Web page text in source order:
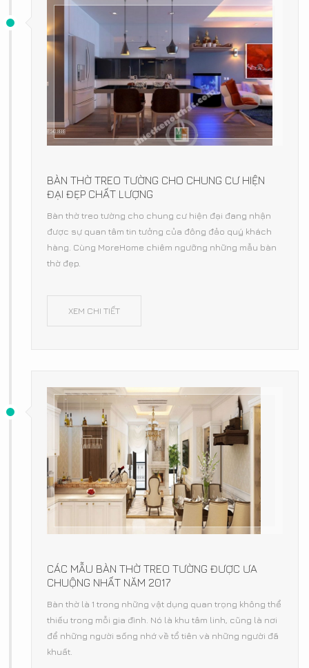
BÀN THỜ TREO TƯỜNG CHO CHUNG CƯ HIỆN
ĐẠI ĐẸP CHẤT LƯỢNG
Bàn thờ treo tường cho chung cư hiện đại đang nhận
được sự quan tâm tin tưởng của đông đảo quý khách
hàng. Cùng MoreHome chiêm ngưỡng những mẫu bàn
thờ đẹp.
XEM CHI TIẾT
CÁC MẪU BÀN THỜ TREO TƯỜNG ĐƯỢC ƯA
CHUỘNG NHẤT NĂM 2017
Bàn thờ là 1 trong những vật dụng quan trọng không thể
thiếu trong mỗi gia đình. Nó là khu tâm linh, cũng là nơi
để những người sống nhớ về tổ tiên và những người đã
khuất.